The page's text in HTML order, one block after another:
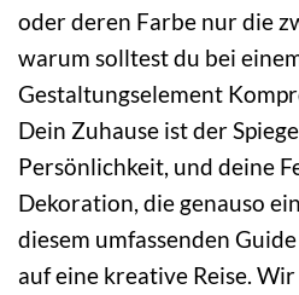
oder deren Farbe nur die
warum solltest du bei
Gestaltungselement
Dein Zuhause ist der
Persönlichkeit, und deine
Dekoration, die genauso
diesem umfassenden
auf eine kreative Reise.